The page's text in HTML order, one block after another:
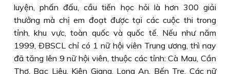
luyện, phấn đấu, cầu tiến học hỏi là hơn 300 giải
thưởng mà chị em đoạt được tại các cuộc thi trong
tỉnh, khu vực, toàn quốc và quốc tế. Nếu như năm
1999, ÐBSCL chỉ có 1 nữ hội viên Trung ương, thì nay
đã tăng lên 9 nữ hội viên, thuộc các tỉnh: Cà Mau, Cần
Thơ, Bạc Liêu, Kiên Giang, Long An, Bến Tre. Các nữ